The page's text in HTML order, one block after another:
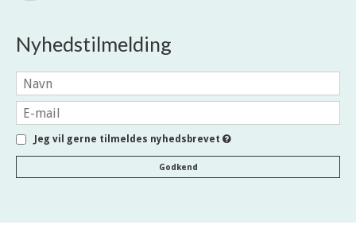
Nyhedstilmelding
Jeg vil gerne tilmeldes nyhedsbrevet
Godkend